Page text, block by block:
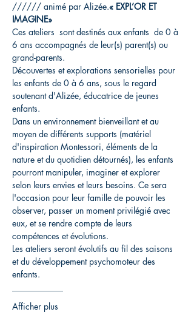
////// animé par Alizée.« EXPL’OR ET
IMAGINE»
Ces ateliers  sont destinés aux enfants  de 0 à
6 ans accompagnés de leur(s) parent(s) ou
grand-parents.
Découvertes et explorations sensorielles pour
les enfants de 0 à 6 ans, sous le regard
soutenant d'Alizée, éducatrice de jeunes
enfants.
Dans un environnement bienveillant et au
moyen de différents supports (matériel
d'inspiration Montessori, éléments de la
nature et du quotidien détournés), les enfants
pourront manipuler, imaginer et explorer
selon leurs envies et leurs besoins. Ce sera
l'occasion pour leur famille de pouvoir les
observer, passer un moment privilégié avec
eux, et se rendre compte de leurs
compétences et évolutions.
Les ateliers seront évolutifs au fil des saisons
et du développement psychomoteur des
enfants.
Afficher plus